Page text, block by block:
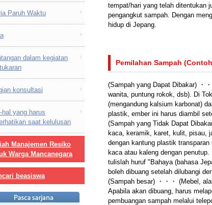
Paruh Waktu
dalam kegiatan
konsultasi
hal yang harus
saat kelulusan
Manajemen Resiko
Warga Mancanegara
beasiswa
tempat/hari yang telah ditentukan
pengangkut sampah. Dengan
hidup di Jepang.
Pemilahan Sampah
(Sampah yang Dapat Dibakar) ・
wanita, puntung rokok, dsb). Di
(mengandung kalsium karbonat)
plastik, ember ini harus diambil
(Sampah yang Tidak Dapat
kaca, keramik, karet, kulit, pisau,
dengan kantung plastik
kaca atau kaleng dengan
tulislah huruf "Bahaya (bahasa
boleh dibuang setelah dilubangi
(Sampah besar) ・・・ (Mebel,
Apabila akan dibuang, harus
pembuangan sampah melalui